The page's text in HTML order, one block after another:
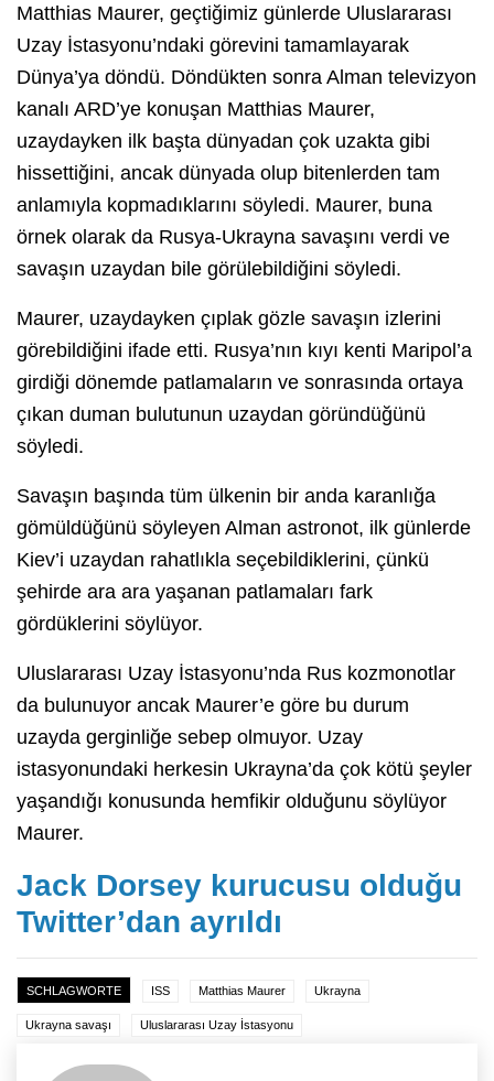
Matthias Maurer, geçtiğimiz günlerde Uluslararası
Uzay İstasyonu’ndaki görevini tamamlayarak
Dünya’ya döndü. Döndükten sonra Alman televizyon
kanalı ARD’ye konuşan Matthias Maurer,
uzaydayken ilk başta dünyadan çok uzakta gibi
hissettiğini, ancak dünyada olup bitenlerden tam
anlamıyla kopmadıklarını söyledi. Maurer, buna
örnek olarak da Rusya-Ukrayna savaşını verdi ve
savaşın uzaydan bile görülebildiğini söyledi.
Maurer, uzaydayken çıplak gözle savaşın izlerini
görebildiğini ifade etti. Rusya’nın kıyı kenti Maripol’a
girdiği dönemde patlamaların ve sonrasında ortaya
çıkan duman bulutunun uzaydan göründüğünü
söyledi.
Savaşın başında tüm ülkenin bir anda karanlığa
gömüldüğünü söyleyen Alman astronot, ilk günlerde
Kiev’i uzaydan rahatlıkla seçebildiklerini, çünkü
şehirde ara ara yaşanan patlamaları fark
gördüklerini söylüyor.
Uluslararası Uzay İstasyonu’nda Rus kozmonotlar
da bulunuyor ancak Maurer’e göre bu durum
uzayda gerginliğe sebep olmuyor. Uzay
istasyonundaki herkesin Ukrayna’da çok kötü şeyler
yaşandığı konusunda hemfikir olduğunu söylüyor
Maurer.
Jack Dorsey kurucusu olduğu
Twitter’dan ayrıldı
SCHLAGWORTE ISS Matthias Maurer Ukrayna
Ukrayna savaşı Uluslararası Uzay İstasyonu